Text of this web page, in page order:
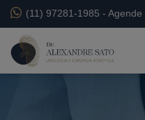
(11) 97281-1985 - Agende